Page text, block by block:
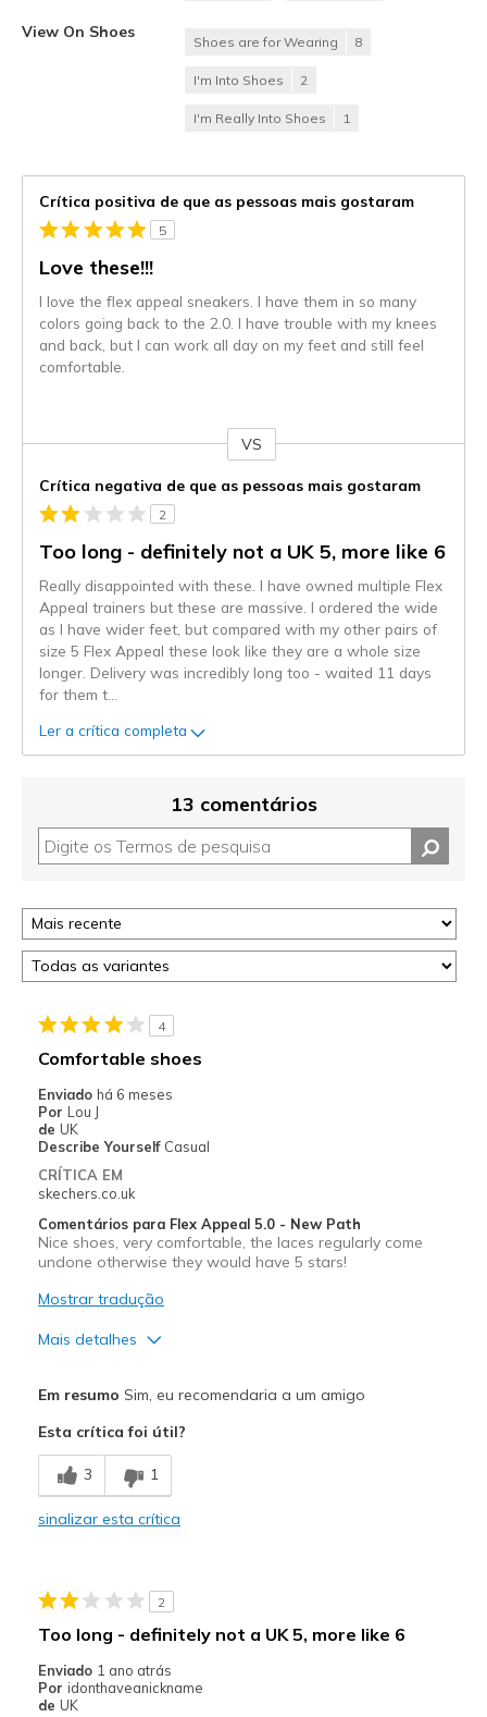
View On Shoes
Shoes are for Wearing 8
I'm Into Shoes 2
I'm Really Into Shoes 1
Crítica positiva de que as pessoas mais gostaram
5
Love these!!!
I love the flex appeal sneakers. I have them in so many
colors going back to the 2.0. I have trouble with my knees
and back, but I can work all day on my feet and still feel
comfortable.
VS
Crítica negativa de que as pessoas mais gostaram
2
Too long - definitely not a UK 5, more like 6
Really disappointed with these. I have owned multiple Flex
Appeal trainers but these are massive. I ordered the wide
as I have wider feet, but compared with my other pairs of
size 5 Flex Appeal these look like they are a whole size
longer. Delivery was incredibly long too - waited 11 days
for them t
Ler a crítica completa
13 comentários
4
Comfortable shoes
Enviado há 6 meses
Por Lou J
de UK
Describe Yourself Casual
CRÍTICA EM
skechers.co.uk
Comentários para Flex Appeal 5.0 - New Path
Nice shoes, very comfortable, the laces regularly come
undone otherwise they would have 5 stars!
Mostrar tradução
Mais detalhes
Melhores utilizações
Casual Wear
View On Shoes
Shoes are for Wearing
Em resumo Sim, eu recomendaria a um amigo
Esta crítica foi útil?
3 1
sinalizar esta crítica
2
Too long - definitely not a UK 5, more like 6
Enviado 1 ano atrás
Por idonthaveanickname
de UK